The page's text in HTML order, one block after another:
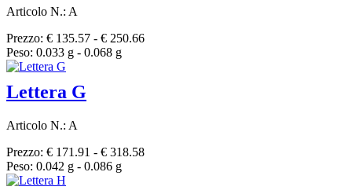
Articolo N.: A
Prezzo: € 135.57 - € 250.66
Peso: 0.033 g - 0.068 g
Lettera G
Articolo N.: A
Prezzo: € 171.91 - € 318.58
Peso: 0.042 g - 0.086 g